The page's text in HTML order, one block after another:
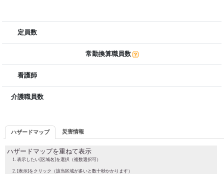
定員数
常勤換算職員数
看護師
介護職員数
ハザードマップ 災害情報
ハザードマップを重ねて表示
表示したい[区域名]を選択（複数選択可）
[表示]をクリック（該当区域が多いと数十秒かかります）